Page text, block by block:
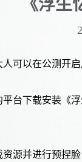
《浮
可以在公测开
台下载安装《
源并进行预捏脸